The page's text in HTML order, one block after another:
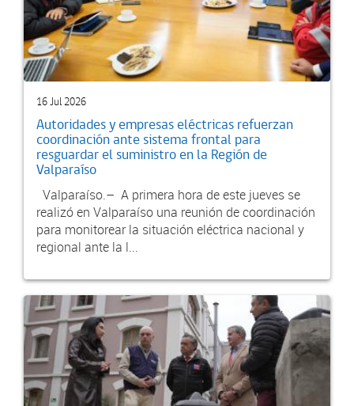
16 Jul 2026
Autoridades y empresas eléctricas refuerzan
coordinación ante sistema frontal para
resguardar el suministro en la Región de
Valparaíso
Valparaíso.– A primera hora de este jueves se
realizó en Valparaíso una reunión de coordinación
para monitorear la situación eléctrica nacional y
regional ante la l...